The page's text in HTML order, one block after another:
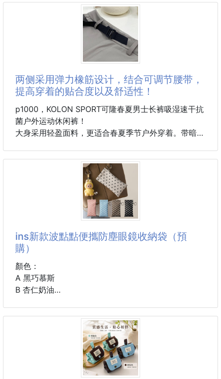
→🉐️🉐️🉐️ 優惠一整套 才$xxx
📦 數量有限，快搶！
✔ 天然香木材質 —— 細膩光滑，手感舒適，不傷肌
它的拍面柔軟又有彈性，拍在身上像老師傅推拿，酸脹
痛感 “啪” 地一下散掉，太！過！癮！
▪️ 肩頸僵硬：抬手給自己拍肩頸，角度剛好，告別富貴
▪️ 腰背勞損：夠長能拍到後背，久坐腰僵、姨媽期腰
痛，拍一拍超舒緩
▪️ 四肢放鬆：大腿、小腿水腫 / 肌肉緊張，拍打完血液
迴圈 up，連睡眠都變香💤
鐘，肩頸能轉動了，腰也不酸到直不起身～
两侧采用弹力橡筋设计，结合可调节腰带，
提高穿着的贴合度以及舒适性！
p1000，KOLON SPORT可隆春夏男士长裤吸湿速干抗
菌户外运动休闲裤！
大身采用轻盈面料，更适合春夏季节户外穿着。带暗扣
全新的ACTIVE-S立体版型，满足户外运动的舒适性及
多口袋配有拉链设计，为随身物品提供安全的收纳空间
可调节的一体化腰带设计，配合压胶工艺，外观干净简
两侧采用弹力橡筋设计，结合可调节腰带，提高穿着的
贴合度以及舒适性！
适合徒步、登山等户外运动时穿着的长裤，吸湿速干。
颜色：黑色，藏青
尺码 腰围 臀围 裆长 裤长
ins新款波點點便攜防塵眼鏡收納袋（預
購）
顏色：
A 黑巧慕斯
B 杏仁奶油
尺寸：9.5*18.5 cm